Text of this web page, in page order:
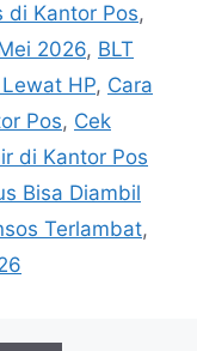
di Kantor Pos,
2026, BLT
HP, Cara
Pos, Cek
di Kantor Pos
Bisa Diambil
Terlambat,